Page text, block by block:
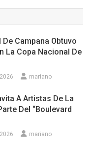
De Campana Obtuvo
La Copa Nacional De
mariano
A Artistas De La
Del “Boulevard
mariano